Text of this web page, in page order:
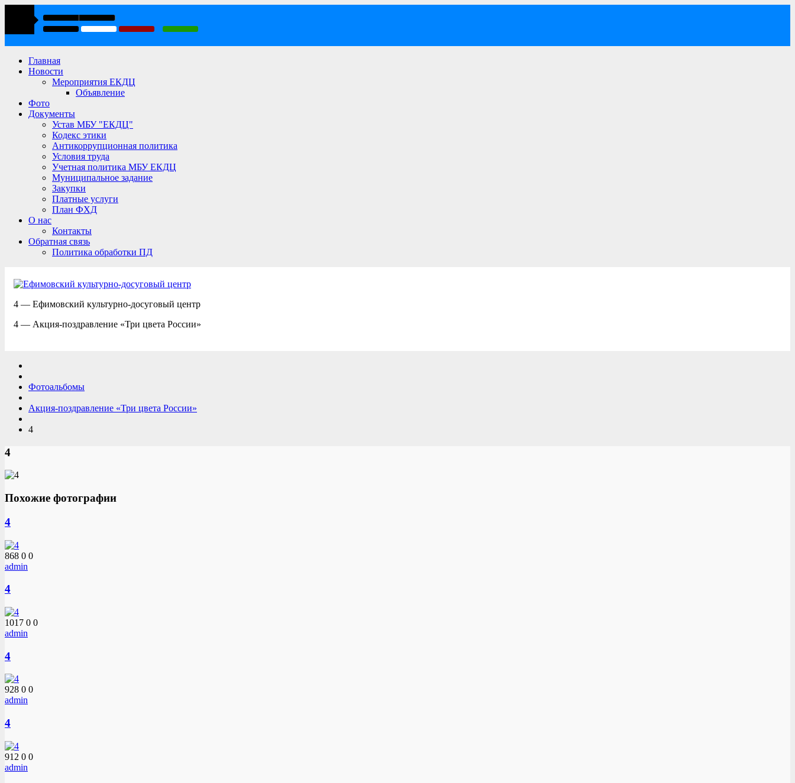
Главная
Новости
Мероприятия ЕКДЦ
Объявление
Фото
Документы
Устав МБУ "ЕКДЦ"
Кодекс этики
Антикоррупционная политика
Условия труда
Учетная политика МБУ ЕКДЦ
Муниципальное задание
Закупки
Платные услуги
План ФХД
О нас
Контакты
Обратная связь
Политика обработки ПД
4 — Ефимовский культурно-досуговый центр
4 — Акция-поздравление «Три цвета России»
Фотоальбомы
Акция-поздравление «Три цвета России»
4
4
Похожие фотографии
4
868 0 0
admin
4
1017 0 0
admin
4
928 0 0
admin
4
912 0 0
admin